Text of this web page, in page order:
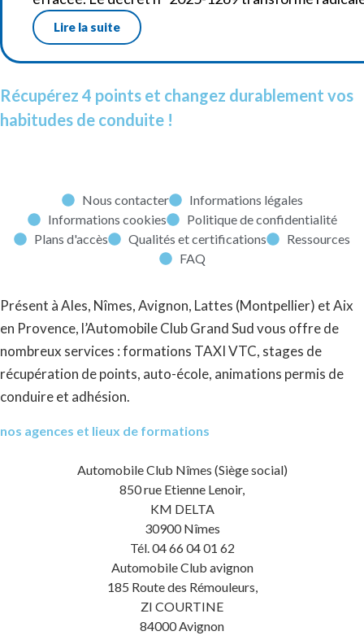
Lire la suite
Récupérez 4 points et changez durablement vos
habitudes de conduite !
Nous contacter
Informations légales
Informations cookies
Politique de confidentialité
Plans d'accès
Qualités et certifications
Ressources
FAQ
Présent à Ales, Nîmes, Avignon, Lattes (Montpellier) et Aix
en Provence, l’Automobile Club Grand Sud vous offre de
nombreux services : formations TAXI VTC, stages de
récupération de points, auto-école, animations permis de
conduire et adhésion.
nos agences et lieux de formations
Automobile Club Nîmes (Siège social)
850 rue Etienne Lenoir,
KM DELTA
30900 Nîmes
Tél. 04 66 04 01 62
Automobile Club avignon
185 Route des Rémouleurs,
ZI COURTINE
84000 Avignon